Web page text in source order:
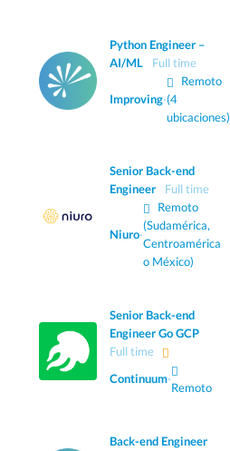
Python Engineer –
AI/ML
Full time
Improving·
Remoto
(4
ubicaciones)
Senior Back-end
Engineer
Full time
Niuro·
Remoto
(Sudamérica,
Centroamérica
o México)
Senior Back-end
Engineer Go GCP
Full time
Continuum·
Remoto
Back-end Engineer